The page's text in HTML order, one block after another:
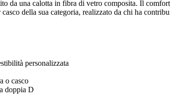
da una calotta in fibra di vetro composita. Il
della sua categoria, realizzato da chi ha
personalizzata
o casco
doppia D